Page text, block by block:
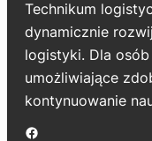
Technikum
dynamicznie
logistyki. Dla
umożliwiające
kontynuowanie